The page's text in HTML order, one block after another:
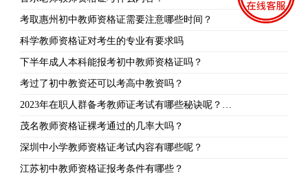
考取惠州初中教师资格证需要注意哪些时间？
科学教师资格证对考生的专业有要求吗
下半年成人本科能报考初中教师资格证吗？
考过了初中教资还可以考高中教资吗？
2023年在职人群备考教师证考试有哪些秘诀呢？…
茂名教师资格证裸考通过的几率大吗？
深圳中小学教师资格证考试内容有哪些呢？
江苏初中教师资格证报考条件有哪些？